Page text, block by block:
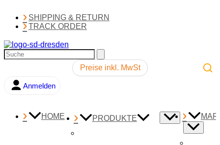
SHIPPING & RETURN
TRACK ORDER
Preise inkl. MwSt
Anmelden
HOME PRODUKTE